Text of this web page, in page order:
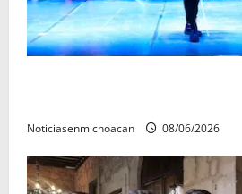
Noticiasenmichoacan 08/06/2026